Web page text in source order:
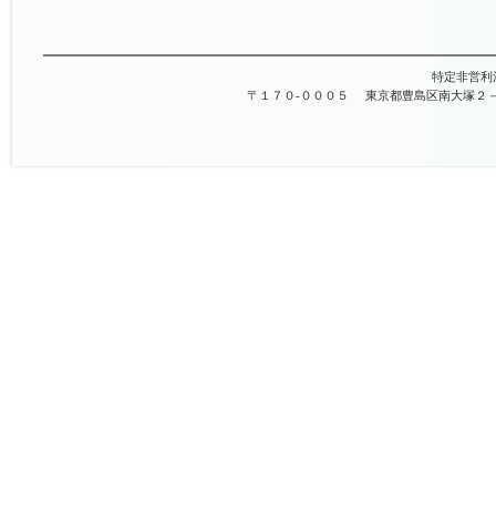
特定非営利
〒１７０-０００５
東京都豊島区南大塚２